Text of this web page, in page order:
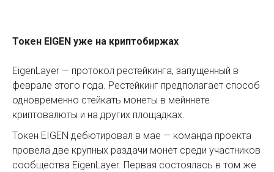
Токен EIGEN уже на криптобиржах
EigenLayer — протокол рестейкинга, запущенный в
феврале этого года. Рестейкинг предполагает способ
одновременно стейкать монеты в мейннете
криптовалюты и на других площадках.
Токен EIGEN дебютировал в мае — команда проекта
провела две крупных раздачи монет среди участников
сообщества EigenLayer. Первая состоялась в том же